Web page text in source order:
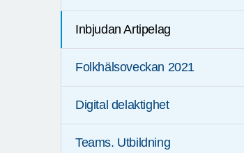
Inbjudan Artipelag
Folkhälsoveckan 2021
Digital delaktighet
Teams. Utbildning